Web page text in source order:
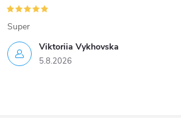
Viktoriia Vykhovska
5.8.2026
Super